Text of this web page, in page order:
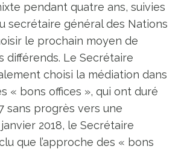
pendant quatre ans, suivies
secrétaire général des Nations
le prochain moyen de
différends. Le Secrétaire
choisi la médiation dans
« bons offices », qui ont duré
sans progrès vers une
2018, le Secrétaire
que l’approche des « bons